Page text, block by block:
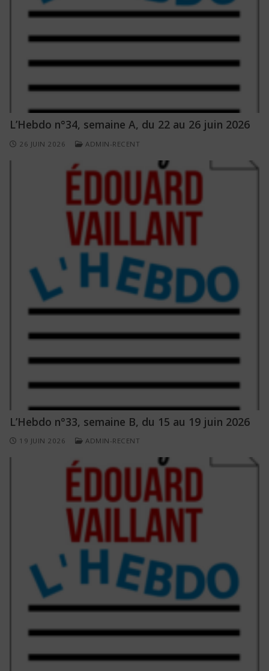
L’Hebdo n°34, semaine A, du 22 au 26 juin 2026
26 JUIN 2026 ADMIN-RECENT
L’Hebdo n°33, semaine B, du 15 au 19 juin 2026
19 JUIN 2026 ADMIN-RECENT